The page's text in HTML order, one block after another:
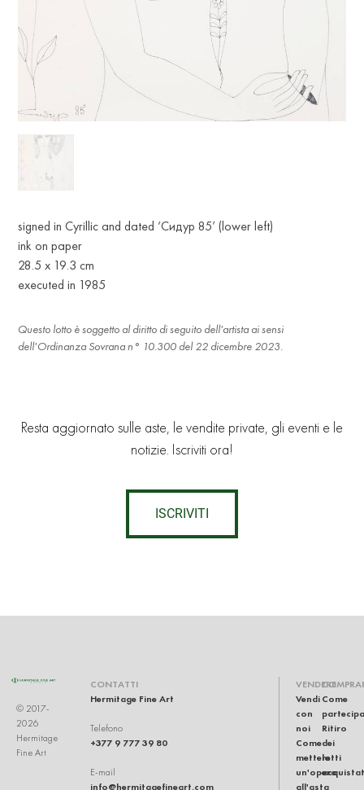
signed in Cyrillic and dated ‘Сидур 85’ (lower left)
ink on paper
28.5 x 19.3 cm
executed in 1985
Questo lotto è soggetto al diritto di seguito dell'artista ai sensi
dell'Ordinanza Sovrana n° 10.300 del 22 dicembre 2023.
Resta aggiornato sulle aste, le vendite private, gli eventi e le
notizie. Iscriviti ora!
ISCRIVITI
© 2017-
2026
Hermitage
Fine Art
CONTATTI
Hermitage Fine Art
Telefono
+377 9 777 39 80
E-mail
info@hermitagefineart.com
VENDERE
Vendi
con
noi
Come
mettere
un'opera
all'asta
Come
Ritiro
dei
lotti